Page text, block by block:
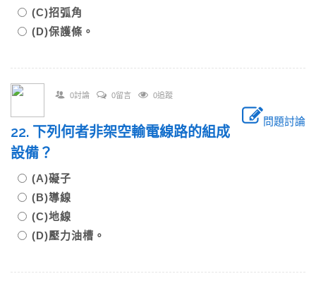
(C)招弧角
(D)保護條。
0討論 0留言 0追蹤
問題討論
22. 下列何者非架空輸電線路的組成
設備？
(A)礙子
(B)導線
(C)地線
(D)壓力油槽。